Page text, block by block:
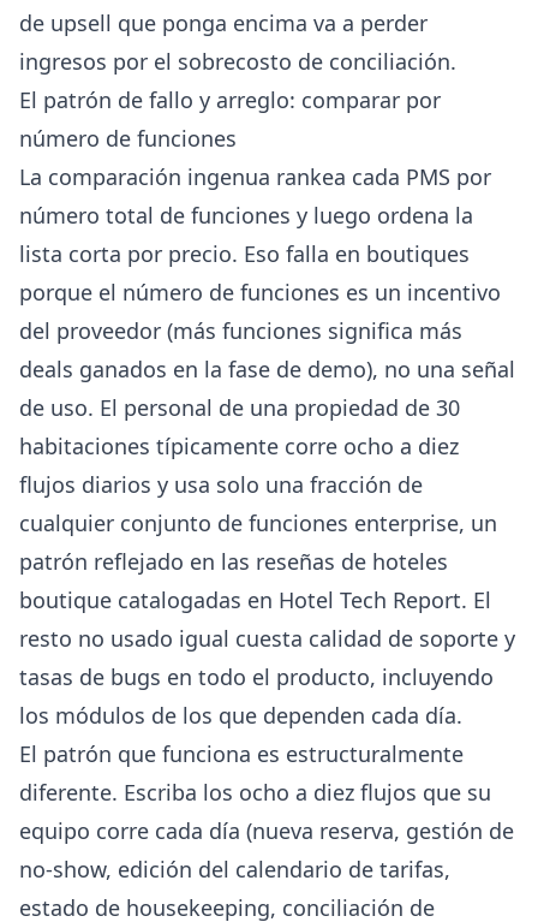
de upsell que ponga encima va a perder
ingresos por el sobrecosto de conciliación.
El patrón de fallo y arreglo: comparar por
número de funciones
La comparación ingenua rankea cada PMS por
número total de funciones y luego ordena la
lista corta por precio. Eso falla en boutiques
porque el número de funciones es un incentivo
del proveedor (más funciones significa más
deals ganados en la fase de demo), no una señal
de uso. El personal de una propiedad de 30
habitaciones típicamente corre ocho a diez
flujos diarios y usa solo una fracción de
cualquier conjunto de funciones enterprise, un
patrón reflejado en las reseñas de hoteles
boutique catalogadas en Hotel Tech Report. El
resto no usado igual cuesta calidad de soporte y
tasas de bugs en todo el producto, incluyendo
los módulos de los que dependen cada día.
El patrón que funciona es estructuralmente
diferente. Escriba los ocho a diez flujos que su
equipo corre cada día (nueva reserva, gestión de
no-show, edición del calendario de tarifas,
estado de housekeeping, conciliación de